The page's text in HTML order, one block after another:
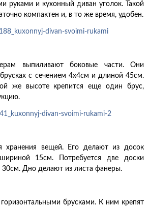
руками и кухонный диван уголок. Такой
компактен и, в то же время, удобен.
выпиливают боковые части. Они
с сечением 4х4см и длиной 45см.
же высоте крепится еще один брус,
хранения вещей. Его делают из досок
15см. Потребуется две доски
Дно делают из листа фанеры.
брусками. К ним крепят